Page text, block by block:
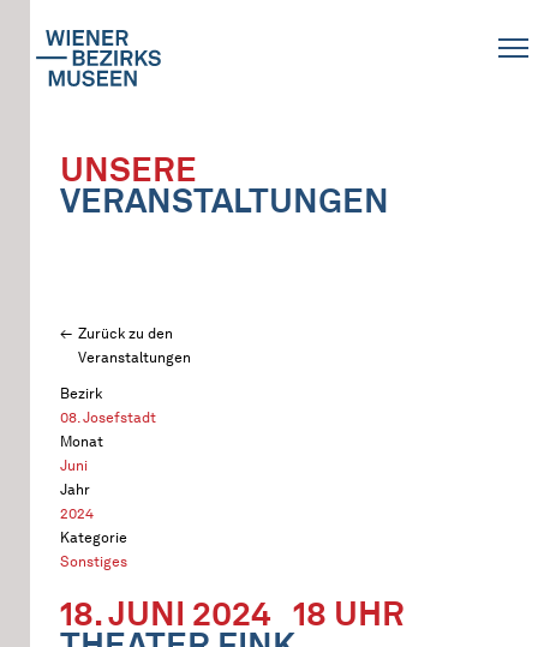
UNSERE
VERANSTALTUNGEN
Zurück zu den
Veranstaltungen
Bezirk
08. Josefstadt
Monat
Juni
Jahr
2024
Kategorie
Sonstiges
18. JUNI 2024 18 UHR